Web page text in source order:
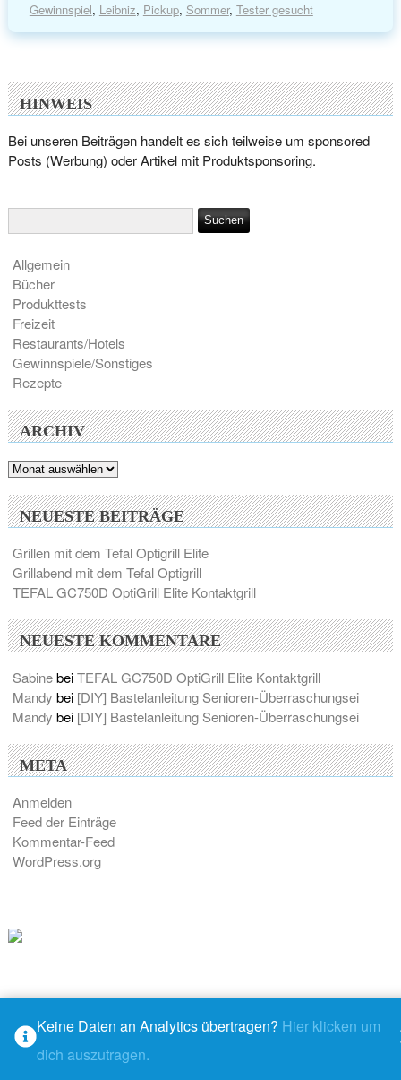
Gewinnspiel, Leibniz, Pickup, Sommer, Tester gesucht
HINWEIS
Bei unseren Beiträgen handelt es sich teilweise um sponsored
Posts (Werbung) oder Artikel mit Produktsponsoring.
Allgemein
Bücher
Produkttests
Freizeit
Restaurants/Hotels
Gewinnspiele/Sonstiges
Rezepte
ARCHIV
Archiv
NEUESTE BEITRÄGE
Grillen mit dem Tefal Optigrill Elite
Grillabend mit dem Tefal Optigrill
TEFAL GC750D OptiGrill Elite Kontaktgrill
NEUESTE KOMMENTARE
SabinebeiTEFAL GC750D OptiGrill Elite Kontaktgrill
Mandy bei [DIY] Bastelanleitung Senioren-Überraschungsei
Mandy bei [DIY] Bastelanleitung Senioren-Überraschungsei
META
Anmelden
Feed der Einträge
Kommentar-Feed
WordPress.org
© 2026 - M@ndys Blogwelt
Rundown – stolz präsentiert von
Keine Daten an Analytics übertragen? Hier klicken um
dich auszutragen.